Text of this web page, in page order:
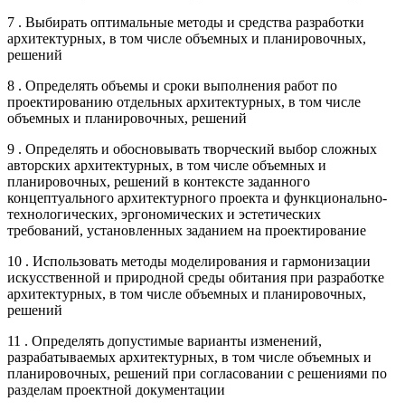
7 . Выбирать оптимальные методы и средства разработки
архитектурных, в том числе объемных и планировочных,
решений
8 . Определять объемы и сроки выполнения работ по
проектированию отдельных архитектурных, в том числе
объемных и планировочных, решений
9 . Определять и обосновывать творческий выбор сложных
авторских архитектурных, в том числе объемных и
планировочных, решений в контексте заданного
концептуального архитектурного проекта и функционально-
технологических, эргономических и эстетических
требований, установленных заданием на проектирование
10 . Использовать методы моделирования и гармонизации
искусственной и природной среды обитания при разработке
архитектурных, в том числе объемных и планировочных,
решений
11 . Определять допустимые варианты изменений,
разрабатываемых архитектурных, в том числе объемных и
планировочных, решений при согласовании с решениями по
разделам проектной документации